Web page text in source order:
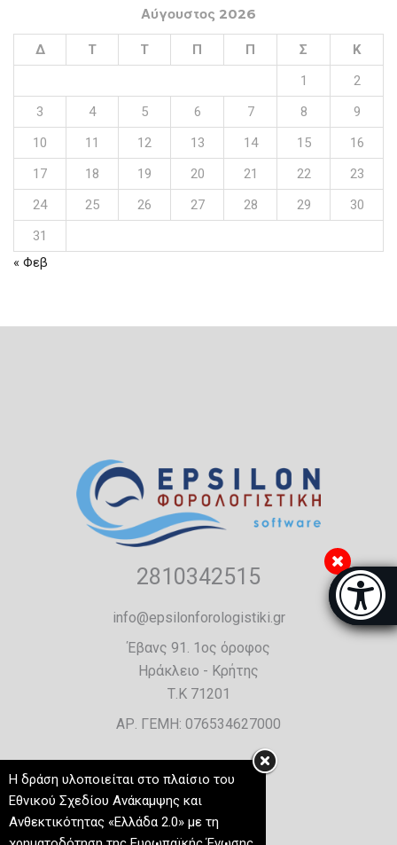
Μπάρα
Αύγουστος 2026
Δ Τ Τ Π Π Σ
Κ
1
2
3
4 5 6 7 8
9
10
11 12 13 14 15
16
17
18 19 20 21 22
23
24
25 26 27 28 29
30
31
« Φεβ
2810342515
info@epsilonforologistiki.gr
Έβανς 91. 1ος όροφος
Ηράκλειο - Κρήτης
Τ.Κ 71201
ΑΡ. ΓΕΜΗ: 076534627000
Η δράση υλοποιείται στο πλαίσιο του
Εθνικού Σχεδίου Ανάκαμψης και
Ανθεκτικότητας «Ελλάδα 2.0» με τη